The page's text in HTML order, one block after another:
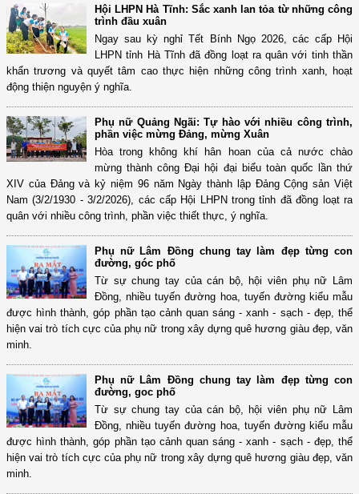
Hội LHPN Hà Tĩnh: Sắc xanh lan tỏa từ những công
trình đầu xuân
Ngay sau kỳ nghỉ Tết Bính Ngọ 2026, các cấp Hội
LHPN tỉnh Hà Tĩnh đã đồng loạt ra quân với tinh thần
khẩn trương và quyết tâm cao thực hiện những công trình xanh, hoạt
động thiện nguyện ý nghĩa.
Phụ nữ Quảng Ngãi: Tự hào với nhiều công trình,
phần việc mừng Đảng, mừng Xuân
Hòa trong không khí hân hoan của cả nước chào
mừng thành công Đại hội đại biểu toàn quốc lần thứ
XIV của Đảng và kỷ niệm 96 năm Ngày thành lập Đảng Cộng sản Việt
Nam (3/2/1930 - 3/2/2026), các cấp Hội LHPN trong tỉnh đã đồng loạt ra
quân với nhiều công trình, phần việc thiết thực, ý nghĩa.
Phụ nữ Lâm Đồng chung tay làm đẹp từng con
đường, góc phố
Từ sự chung tay của cán bộ, hội viên phụ nữ Lâm
Đồng, nhiều tuyến đường hoa, tuyến đường kiểu mẫu
được hình thành, góp phần tạo cảnh quan sáng - xanh - sạch - đẹp, thể
hiện vai trò tích cực của phụ nữ trong xây dựng quê hương giàu đẹp, văn
minh.
Phụ nữ Lâm Đồng chung tay làm đẹp từng con
đường, goc phố
Từ sự chung tay của cán bộ, hội viên phụ nữ Lâm
Đồng, nhiều tuyến đường hoa, tuyến đường kiểu mẫu
được hình thành, góp phần tạo cảnh quan sáng - xanh - sạch - đẹp, thể
hiện vai trò tích cực của phụ nữ trong xây dựng quê hương giàu đẹp, văn
minh.